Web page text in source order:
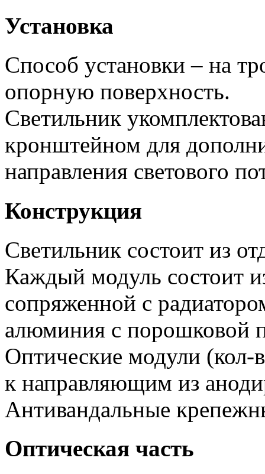
Установка
Способ установки – на
опорную поверхность.
Светильник
кронштейном для
направления светового
Конструкция
Светильник состоит из
Каждый модуль состоит
сопряженной с
алюминия с порошковой
Оптические модули (кол-
к направляющим из
Антивандальные
Оптическая часть